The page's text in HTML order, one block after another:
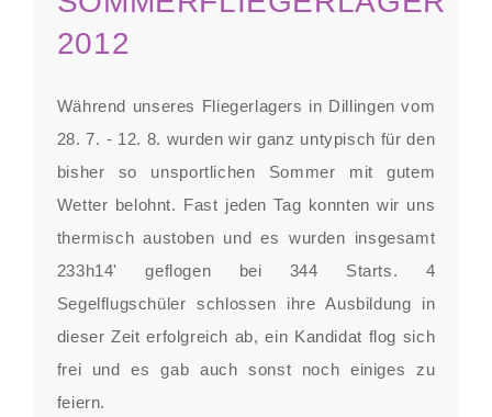
2012
Während unseres Fliegerlagers in Dillingen vom
28. 7. - 12. 8. wurden wir ganz untypisch für den
bisher so unsportlichen Sommer mit gutem
Wetter belohnt. Fast jeden Tag konnten wir uns
thermisch austoben und es wurden insgesamt
233h14' geflogen bei 344 Starts. 4
Segelflugschüler schlossen ihre Ausbildung in
dieser Zeit erfolgreich ab, ein Kandidat flog sich
frei und es gab auch sonst noch einiges zu
feiern.